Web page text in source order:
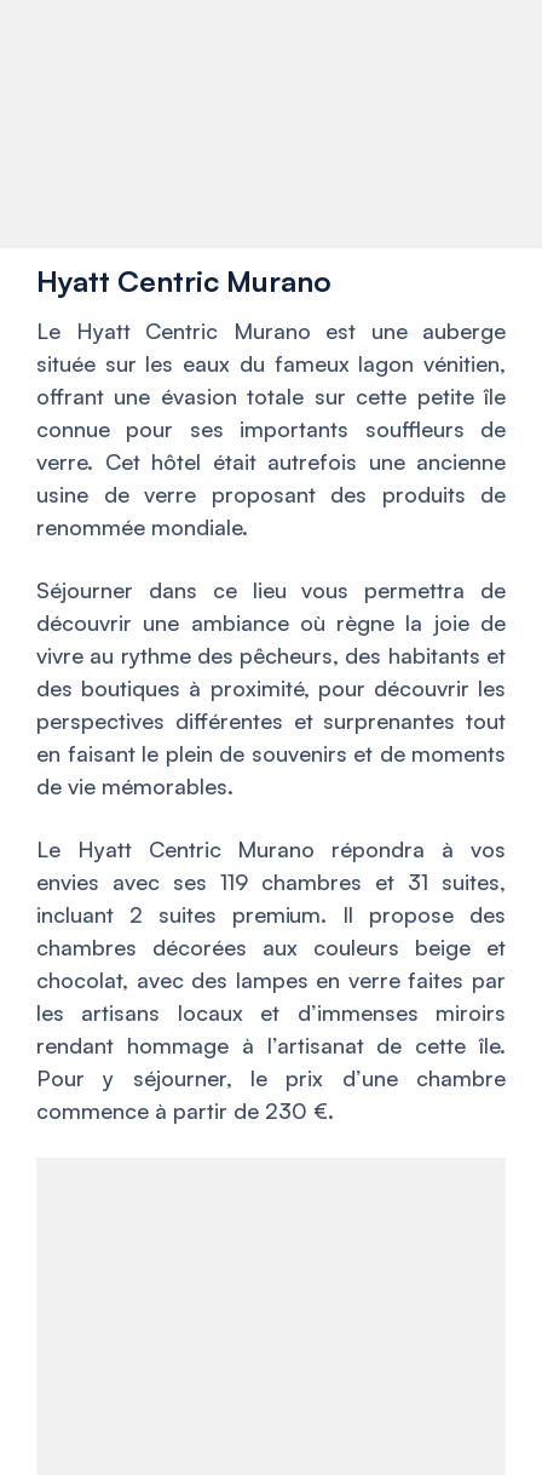
Hyatt Centric Murano
Le Hyatt Centric Murano est une auberge
située sur les eaux du fameux lagon vénitien,
offrant une évasion totale sur cette petite île
connue pour ses importants souffleurs de
verre. Cet hôtel était autrefois une ancienne
usine de verre proposant des produits de
renommée mondiale.
Séjourner dans ce lieu vous permettra de
découvrir une ambiance où règne la joie de
vivre au rythme des pêcheurs, des habitants et
des boutiques à proximité, pour découvrir les
perspectives différentes et surprenantes tout
en faisant le plein de souvenirs et de moments
de vie mémorables.
Le Hyatt Centric Murano répondra à vos
envies avec ses 119 chambres et 31 suites,
incluant 2 suites premium. Il propose des
chambres décorées aux couleurs beige et
chocolat, avec des lampes en verre faites par
les artisans locaux et d’immenses miroirs
rendant hommage à l’artisanat de cette île.
Pour y séjourner, le prix d’une chambre
commence à partir de 230 €.